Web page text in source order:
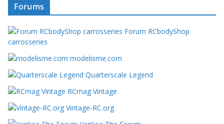
Forums
Forum RCbodyShop
carrosseries
modelisme.com
Quarterscale Legend
RCmag Vintage
Vintage-RC.org